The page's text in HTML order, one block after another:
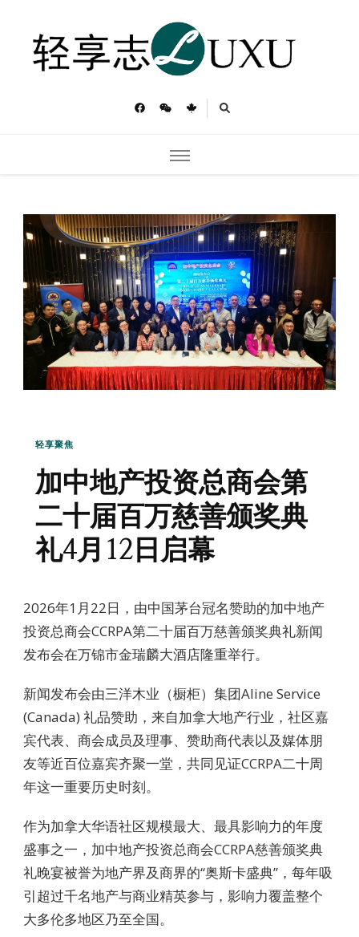
轻享聚焦
加中地产投资总商会第
二十届百万慈善颁奖典
礼4月12日启幕
2026年1月22日，由中国茅台冠名赞助的加中地产
投资总商会CCRPA第二十届百万慈善颁奖典礼新闻
发布会在万锦市金瑞麟大酒店隆重举行。
新闻发布会由三洋木业（橱柜）集团Aline Service
(Canada) 礼品赞助，来自加拿大地产行业，社区嘉
宾代表、商会成员及理事、赞助商代表以及媒体朋
友等近百位嘉宾齐聚一堂，共同见证CCRPA二十周
年这一重要历史时刻。
作为加拿大华语社区规模最大、最具影响力的年度
盛事之一，加中地产投资总商会CCRPA慈善颁奖典
礼晚宴被誉为地产界及商界的“奥斯卡盛典”，每年吸
引超过千名地产与商业精英参与，影响力覆盖整个
大多伦多地区乃至全国。